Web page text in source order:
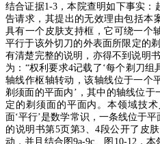
结合证据1-3，本院查明如下事实：
告请求，其提出的无效理由包括本
具有一个皮肤支持框，它可绕一个
平行于该外切刀的外表面所限定的
有清楚完整的说明，亦得不到说明
为： “权利要求4记载了 ‘每个剃刀组
轴线作枢轴转动，该轴线位于一个
剃须面的平面内 ’ ，其中的轴线位
定的剃须面的平面内。本领域技
面‘平行’是数学常识，一条线位于平
的说明书第5页第3 、4段公开了皮
动，并且结合图9a-9c 、图 10-12 ，